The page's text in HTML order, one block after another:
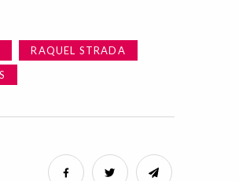
RAQUEL STRADA